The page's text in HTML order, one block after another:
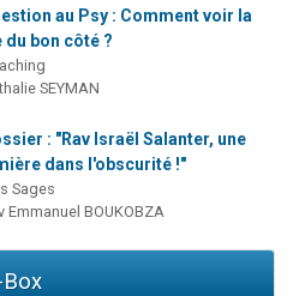
au Psy : Comment voir la
du bon côté ?
SEYMAN
: "Rav Israël Salanter, une
dans l'obscurité !"
Sages
Emmanuel BOUKOBZA